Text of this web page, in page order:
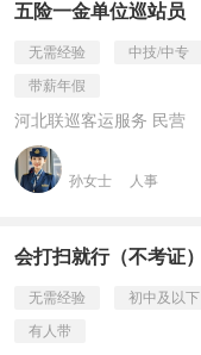
五险一金单位巡站员
无需经验 中技/中专
带薪年假
河北联巡客运服务 民营
孙女士 人事
会打扫就行（不考证）
无需经验 初中及以下
有人带